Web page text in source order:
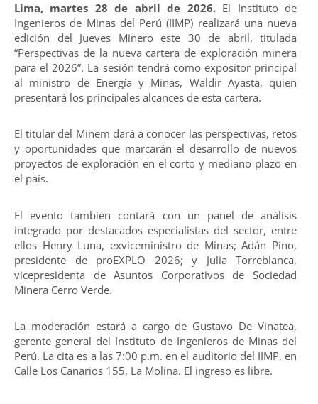
Lima, martes 28 de abril de 2026.El Instituto de
Ingenieros de Minas del Perú (IIMP) realizará una nueva
edición del Jueves Minero este 30 de abril, titulada
“Perspectivas de la nueva cartera de exploración minera
para el 2026”. La sesión tendrá como expositor principal
al ministro de Energía y Minas, Waldir Ayasta, quien
presentará los principales alcances de esta cartera.
El titular del Minem dará a conocer las perspectivas, retos
y oportunidades que marcarán el desarrollo de nuevos
proyectos de exploración en el corto y mediano plazo en
el país.
El evento también contará con un panel de análisis
integrado por destacados especialistas del sector, entre
ellos Henry Luna, exviceministro de Minas; Adán Pino,
presidente de proEXPLO 2026; y Julia Torreblanca,
vicepresidenta de Asuntos Corporativos de Sociedad
Minera Cerro Verde.
La moderación estará a cargo de Gustavo De Vinatea,
gerente general del Instituto de Ingenieros de Minas del
Perú. La cita es a las 7:00 p.m. en el auditorio del IIMP, en
Calle Los Canarios 155, La Molina. El ingreso es libre.